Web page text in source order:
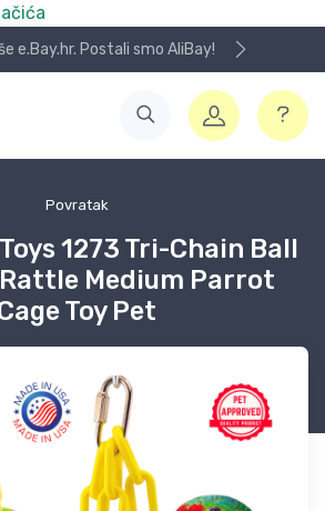
e.Bay.hr. Postali smo AliBay!
Povratak
1273 Tri-Chain Ball
Medium Parrot
Toy Pet